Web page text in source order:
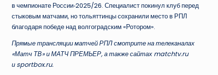
в чемпионате России‑2025/26. Специалист покинул клуб перед
стыковым матчами, но тольяттинцы сохранили место в РПЛ
благодаря победе над волгоградским «Ротором».
Прямые трансляции матчей РПЛ смотрите на телеканалах
«Матч ТВ» и МАТЧ ПРЕМЬЕР, а также сайтах matchtv.ru
и sportbox.ru.